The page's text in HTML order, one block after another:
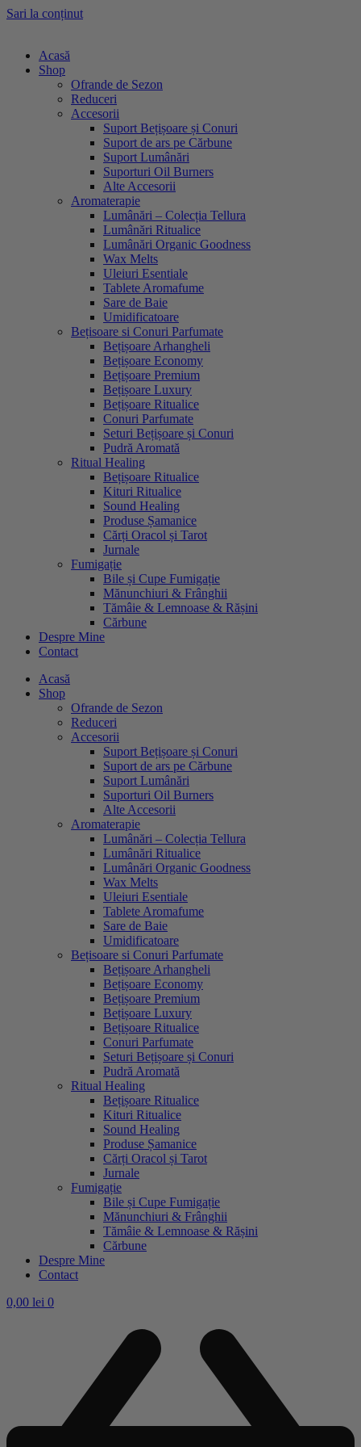
Sari la conținut
Acasă
Shop
Ofrande de Sezon
Reduceri
Accesorii
Suport Bețișoare și Conuri
Suport de ars pe Cărbune
Suport Lumânări
Suporturi Oil Burners
Alte Accesorii
Aromaterapie
Lumânări – Colecția Tellura
Lumânări Ritualice
Lumânări Organic Goodness
Wax Melts
Uleiuri Esentiale
Tablete Aromafume
Sare de Baie
Umidificatoare
Bețisoare si Conuri Parfumate
Bețișoare Arhangheli
Bețișoare Economy
Bețișoare Premium
Bețișoare Luxury
Bețișoare Ritualice
Conuri Parfumate
Seturi Bețișoare și Conuri
Pudră Aromată
Ritual Healing
Bețișoare Ritualice
Kituri Ritualice
Sound Healing
Produse Șamanice
Cărți Oracol și Tarot
Jurnale
Fumigație
Bile și Cupe Fumigație
Mănunchiuri & Frânghii
Tămâie & Lemnoase & Rășini
Cărbune
Despre Mine
Contact
Acasă
Shop
Ofrande de Sezon
Reduceri
Accesorii
Suport Bețișoare și Conuri
Suport de ars pe Cărbune
Suport Lumânări
Suporturi Oil Burners
Alte Accesorii
Aromaterapie
Lumânări – Colecția Tellura
Lumânări Ritualice
Lumânări Organic Goodness
Wax Melts
Uleiuri Esentiale
Tablete Aromafume
Sare de Baie
Umidificatoare
Bețisoare si Conuri Parfumate
Bețișoare Arhangheli
Bețișoare Economy
Bețișoare Premium
Bețișoare Luxury
Bețișoare Ritualice
Conuri Parfumate
Seturi Bețișoare și Conuri
Pudră Aromată
Ritual Healing
Bețișoare Ritualice
Kituri Ritualice
Sound Healing
Produse Șamanice
Cărți Oracol și Tarot
Jurnale
Fumigație
Bile și Cupe Fumigație
Mănunchiuri & Frânghii
Tămâie & Lemnoase & Rășini
Cărbune
Despre Mine
Contact
0,00 lei 0